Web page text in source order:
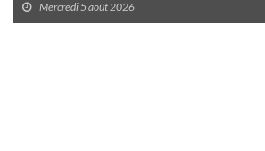
Mercredi 5 août 2026